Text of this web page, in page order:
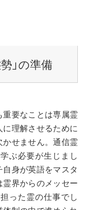
」の準備
重要なことは専属霊
理解させるために
せません。通信霊
ぶ必要が生じまし
身が英語をマスタ
界からのメッセー
った霊の仕事でし